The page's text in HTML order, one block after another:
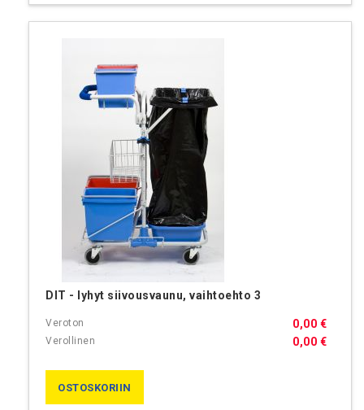
DIT - lyhyt siivousvaunu, vaihtoehto 3
0,00 €
0,00 €
OSTOSKORIIN